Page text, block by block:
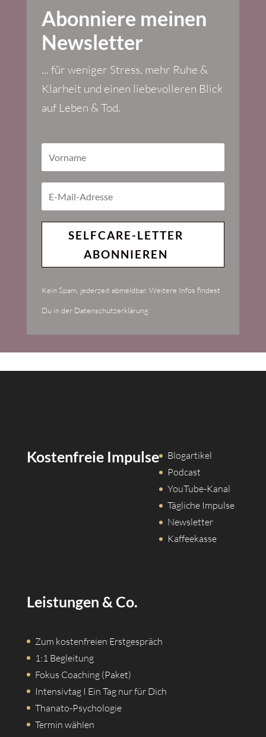
Abonniere meinen
Newsletter
... für weniger Stress, mehr Ruhe &
Klarheit und einen liebevolleren Blick
auf Leben & Tod.
SELFCARE-LETTER
ABONNIEREN
Kein Spam, jederzeit abmeldbar. Weitere Infos findest
Du in der Datenschutzerklärung.
Kostenfreie Impulse
Blogartikel
Podcast
YouTube-Kanal
Tägliche Impulse
Newsletter
Kaffeekasse
Leistungen & Co.
Zum kostenfreien Erstgespräch
1:1 Begleitung
Fokus Coaching (Paket)
Intensivtag I Ein Tag nur für Dich
Thanato-Psychologie
Termin wählen